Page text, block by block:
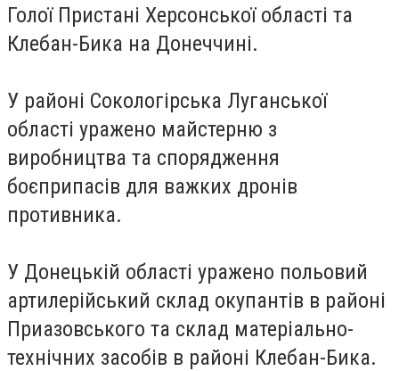
Голої Пристані Херсонської області та
Клебан-Бика на Донеччині.
У районі Сокологірська Луганської
області уражено майстерню з
виробництва та спорядження
боєприпасів для важких дронів
противника.
У Донецькій області уражено польовий
артилерійський склад окупантів в районі
Приазовського та склад матеріально-
технічних засобів в районі Клебан-Бика.